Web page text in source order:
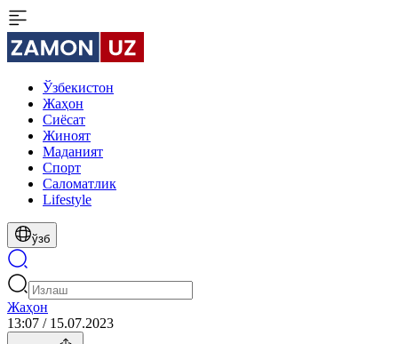
Ўзбекистон
Жаҳон
Сиёсат
Жиноят
Маданият
Спорт
Cаломатлик
Lifestyle
ўзб
Жаҳон
13:07 / 15.07.2023